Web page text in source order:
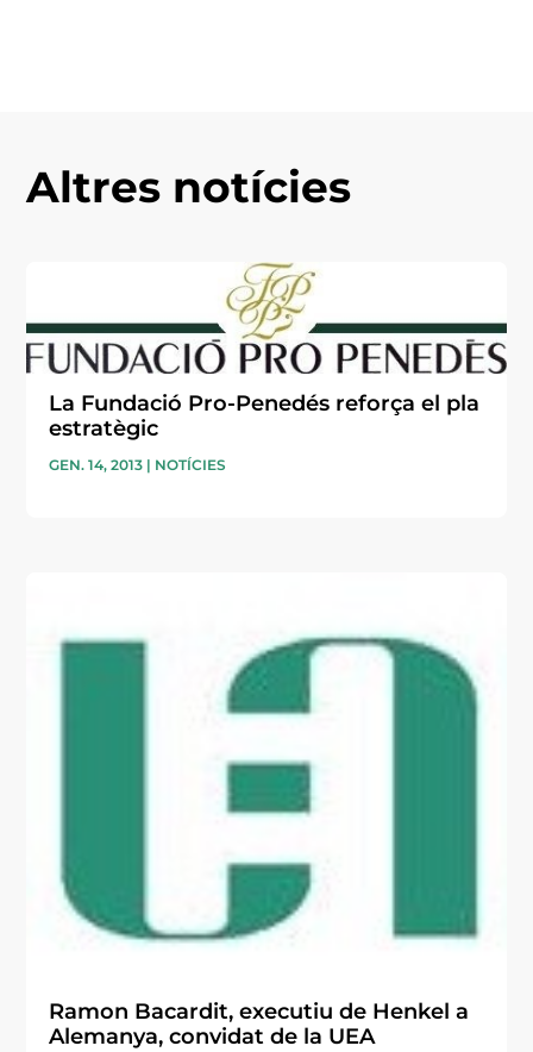
Altres notícies
La Fundació Pro-Penedés reforça el pla
estratègic
GEN. 14, 2013 | NOTÍCIES
Ramon Bacardit, executiu de Henkel a
Alemanya, convidat de la UEA